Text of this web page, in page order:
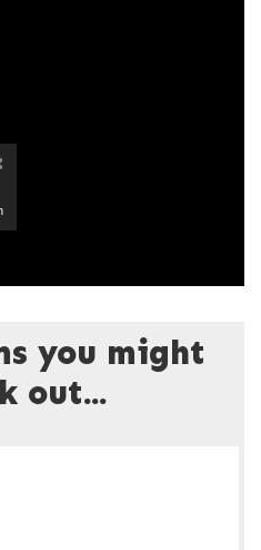
you might
out...